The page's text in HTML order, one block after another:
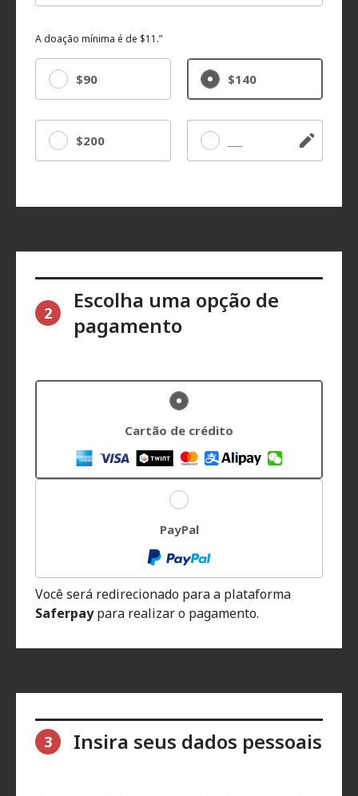
A doação mínima é de $11.”
$90 $140
$200 Outro
2
Escolha uma opção de
pagamento
Cartão de crédito
PayPal
Você será redirecionado para a plataforma
Saferpaypara realizar o pagamento.
3 Insira seus dados pessoais